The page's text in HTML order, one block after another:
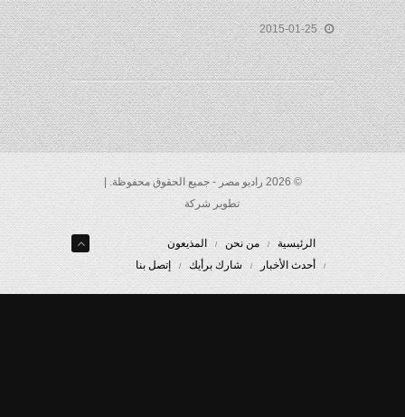
2015-01-25
© 2026 راديو مصر - جميع الحقوق محفوظة. |
تطوير شركة
الرئيسية من نحن
المذيعون
أحدث الأخبار
شارك برأيك إتصل بنا